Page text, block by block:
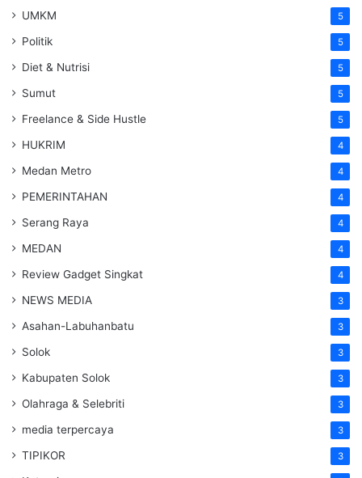
UMKM 5
Politik 5
Diet & Nutrisi 5
Sumut 5
Freelance & Side Hustle 5
HUKRIM 4
Medan Metro 4
PEMERINTAHAN 4
Serang Raya 4
MEDAN 4
Review Gadget Singkat 4
NEWS MEDIA 3
Asahan-Labuhanbatu 3
Solok 3
Kabupaten Solok 3
Olahraga & Selebriti 3
media terpercaya 3
TIPIKOR 3